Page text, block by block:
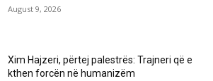
August 9, 2026
Xim Hajzeri, përtej palestrës: Trajneri që e
kthen forcën në humanizëm